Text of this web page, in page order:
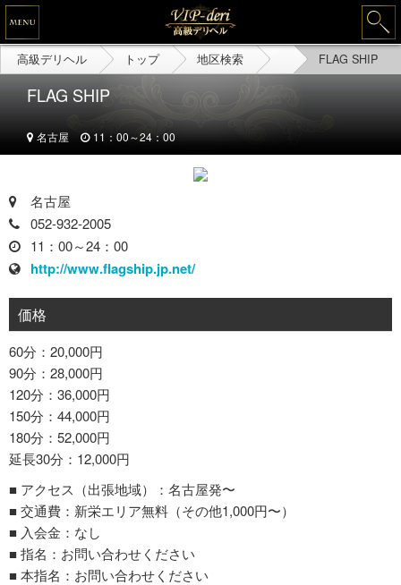
高級デリヘル トップ 地区検索 FLAG SHIP
FLAG SHIP
名古屋 11：00～24：00
名古屋
052-932-2005
11：00～24：00
http://www.flagship.jp.net/
価格
60分：20,000円
90分：28,000円
120分：36,000円
150分：44,000円
180分：52,000円
延長30分：12,000円
■ アクセス（出張地域）：名古屋発〜
■ 交通費：新栄エリア無料（その他1,000円〜）
■ 入会金：なし
■ 指名：お問い合わせください
■ 本指名：お問い合わせください